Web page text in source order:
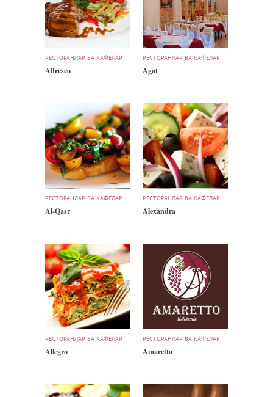
РЕСТОРАНЛАР ВА КАФЕЛАР
Affresco
РЕСТОРАНЛАР ВА КАФЕЛАР
Agat
РЕСТОРАНЛАР ВА КАФЕЛАР
Al-Qasr
РЕСТОРАНЛАР ВА КАФЕЛАР
Alexandra
РЕСТОРАНЛАР ВА КАФЕЛАР
Allegro
РЕСТОРАНЛАР ВА КАФЕЛАР
Amaretto